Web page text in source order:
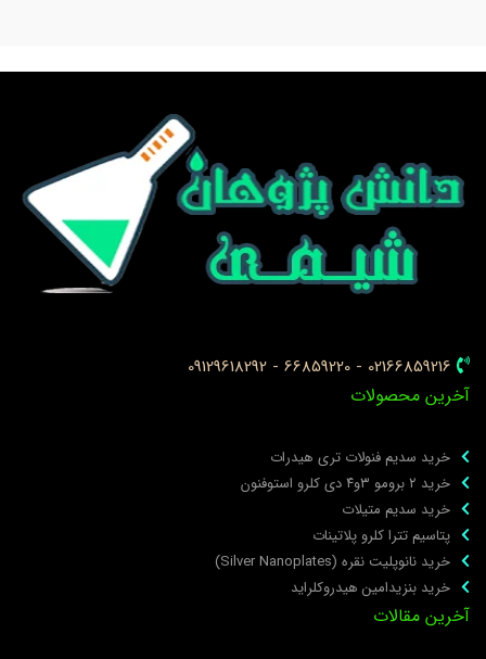
02166859216 - 66859220 - 09129618292
محصولات
خرید سدیم فنولات تری هیدرات
خرید ۲ برومو ۳و۴ دی‌ کلرو استوفنون
خرید سدیم متیلات
پتاسیم تترا کلرو پلاتینات
خرید نانوپلیت نقره (Silver Nanoplates)
خرید بنزیدامین هیدروکلراید
مقالات